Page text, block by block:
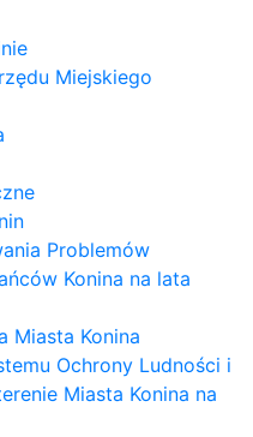
Miejskiego
Problemów
Konina na lata
Miasta Konina
Ochrony Ludności i
Miasta Konina na